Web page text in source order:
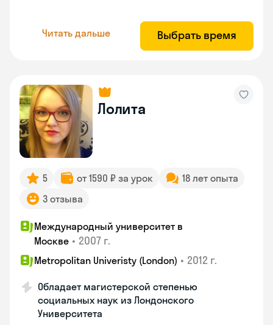
Читать дальше Выбрать время
Лолита
5 от 1590 ₽ за урок
18 лет опыта
3 отзыва
Международный университет в
Москве • 2007 г.
Metropolitan Univeristy (London) • 2012 г.
Обладает магистерской степенью
социальных наук из Лондонского
Университета